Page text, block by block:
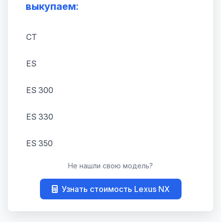
выкупаем:
CT
ES
ES 300
ES 330
ES 350
GS 300
Не нашли свою модель?
Узнать стоимость Lexus NX